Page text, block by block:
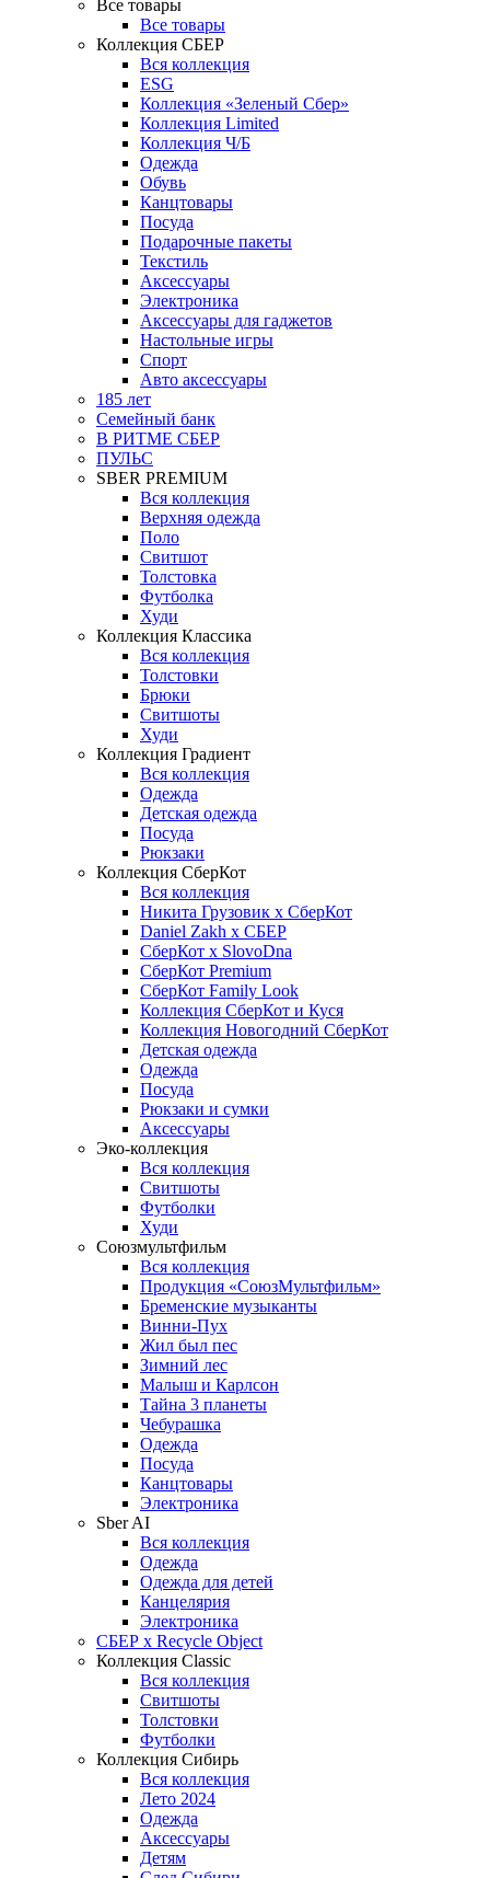
Все товары
Все товары
Коллекция СБЕР
Вся коллекция
ESG
Коллекция «Зеленый Сбер»
Коллекция Limited
Коллекция Ч/Б
Одежда
Обувь
Канцтовары
Посуда
Подарочные пакеты
Текстиль
Аксессуары
Электроника
Аксессуары для гаджетов
Настольные игры
Спорт
Авто аксессуары
185 лет
Семейный банк
В РИТМЕ СБЕР
ПУЛЬС
SBER PREMIUM
Вся коллекция
Верхняя одежда
Поло
Свитшот
Толстовка
Футболка
Худи
Коллекция Классика
Вся коллекция
Толстовки
Брюки
Свитшоты
Худи
Коллекция Градиент
Вся коллекция
Одежда
Детская одежда
Посуда
Рюкзаки
Коллекция СберКот
Вся коллекция
Никита Грузовик х СберКот
Daniel Zakh x СБЕР
СберКот x SlovoDna
СберКот Premium
СберКот Family Look
Коллекция СберКот и Куся
Коллекция Новогодний СберКот
Детская одежда
Одежда
Посуда
Рюкзаки и сумки
Аксессуары
Эко-коллекция
Вся коллекция
Свитшоты
Футболки
Худи
Союзмультфильм
Вся коллекция
Продукция «СоюзМультфильм»
Бременские музыканты
Винни-Пух
Жил был пес
Зимний лес
Малыш и Карлсон
Тайна 3 планеты
Чебурашка
Одежда
Посуда
Канцтовары
Электроника
Sber AI
Вся коллекция
Одежда
Одежда для детей
Канцелярия
Электроника
СБЕР x Recycle Object
Коллекция Classic
Вся коллекция
Свитшоты
Толстовки
Футболки
Коллекция Сибирь
Вся коллекция
Лето 2024
Одежда
Аксессуары
Детям